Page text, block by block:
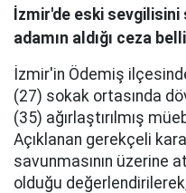
İzmir'de eski
adamın aldığı ceza
İzmir'in Ödemiş
(27) sokak ortasında
(35) ağırlaştırılmış
Açıklanan gerekçeli
savunmasının üzerine
olduğu